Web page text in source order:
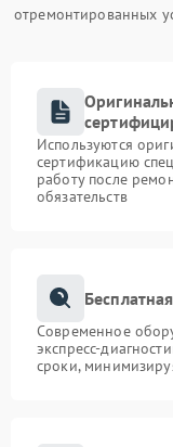
отремонтированных
Используются
сертификацию
работу после
обязательств
Современное
экспресс-
сроки,